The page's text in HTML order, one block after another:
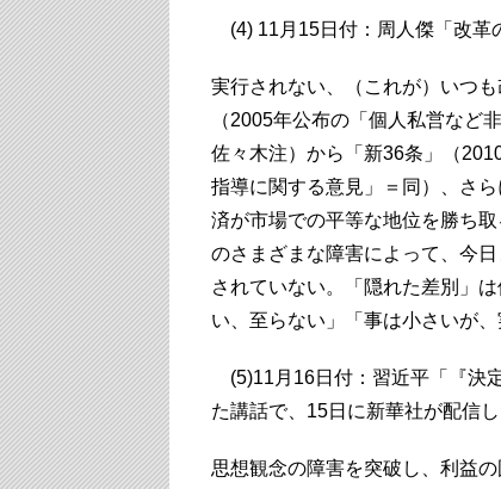
(4) 11月15日付：周人傑「改革
実行されない、（これが）いつ
（2005年公布の「個人私営など
佐々木注）から「新36条」（
指導に関する意見」＝同）、さ
済が市場での平等な地位を勝ち
のさまざまな障害によって、今
されていない。「隠れた差別」
い、至らない」「事は小さいが
(5)11月16日付：習近平「『決
た講話で、15日に新華社が配信し
思想観念の障害を突破し、利益